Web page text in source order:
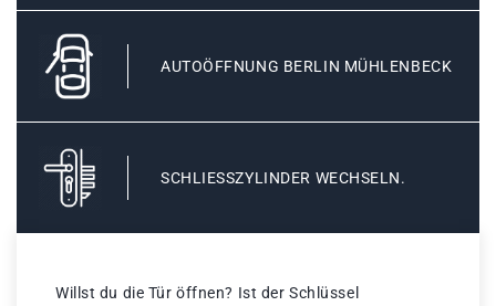
AUTOÖFFNUNG BERLIN MÜHLENBECK
SCHLIESSZYLINDER WECHSELN.
Willst du die Tür öffnen? Ist der Schlüssel